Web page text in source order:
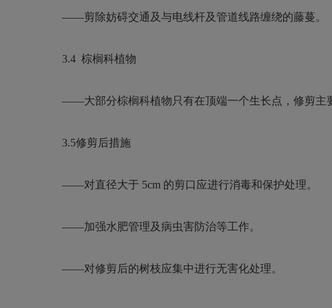
——剪除妨碍交通及与电线杆及管道线路缠绕的藤蔓。
3.4 棕榈科植物
——大部分棕榈科植物只有在顶端一个生长点，修剪
3.5修剪后措施
——对直径大于 5cm 的剪口应进行消毒和保护处理。
——加强水肥管理及病虫害防治等工作。
——对修剪后的树枝应集中进行无害化处理。